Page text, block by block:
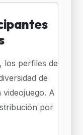
los perfiles de
de
A
por